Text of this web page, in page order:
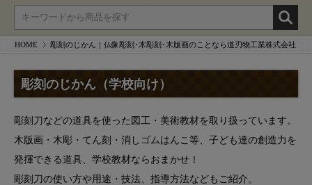
HOME 彫刻のじかん｜仏像彫刻･木彫刻･木版画のことなら道刃物工業株式会社
彫刻のじかん（学校向け）
彫刻刀などの道具を使った図工・美術教材を取り扱っています。
木版画・木彫・てん刻・消しゴムはんこ等、子ども達の創造力を
発揮できる道具、学校教材ならおまかせ！
彫刻刀の使い方や用途・技法、指導方法などもご紹介。